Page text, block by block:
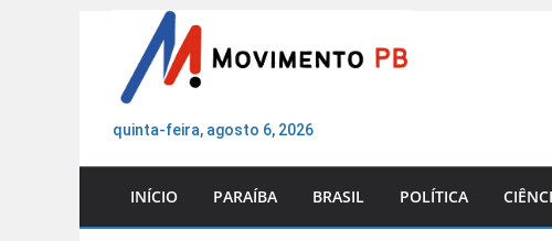
conteúdo
quinta-feira, agosto 6, 2026
INÍCIO PARAÍBA BRASIL POLÍTICA